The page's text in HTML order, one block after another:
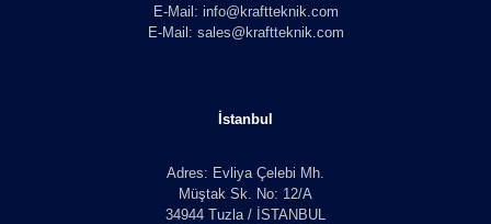
E-Mail: info@kraftteknik.com
E-Mail: sales@kraftteknik.com
İstanbul
Adres: Evliya Çelebi Mh.
Müştak Sk. No: 12/A
34944 Tuzla / İSTANBUL